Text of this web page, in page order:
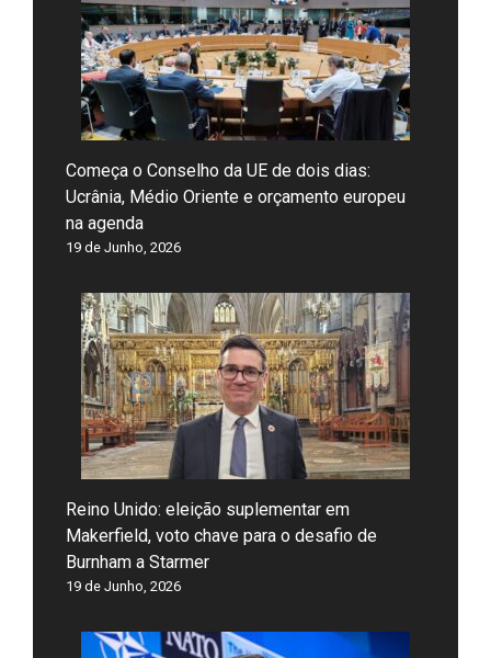
Começa o Conselho da UE de dois dias:
Ucrânia, Médio Oriente e orçamento europeu
na agenda
19 de Junho, 2026
Reino Unido: eleição suplementar em
Makerfield, voto chave para o desafio de
Burnham a Starmer
19 de Junho, 2026